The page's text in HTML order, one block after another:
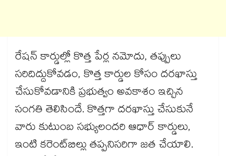
రేషన్‌‌‌‌ కార్డుల్లో కొత్త పేర్ల నమోదు, తప్పులు
సరిదిద్దుకోవడం, కొత్త కార్డుల కోసం దరఖాస్తు
చేసుకోవడానికి ప్రభుత్వం అవకాశం ఇచ్చిన
సంగతి తెలిసిందే. కొత్తగా దరఖాస్తు చేసుకునే
వారు కుటుంబ సభ్యులందరి ఆధార్‌‌‌‌ కార్డులు,
ఇంటి కరెంట్​బిల్లు తప్పనిసరిగా జత చేయాలి.